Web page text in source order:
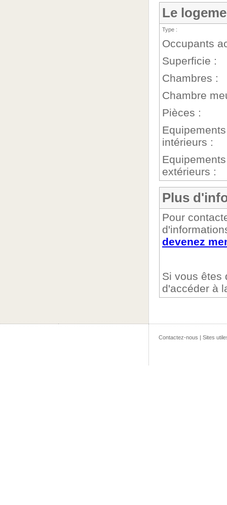
Le
Type :
Occupants
Superficie :
Chambres :
Chambre
Pièces :
Equipements
intérieurs :
Equipements
extérieurs :
Plus
Pour
devenez
Si vous êtes
d'accéder à
Contactez-nous | Sites